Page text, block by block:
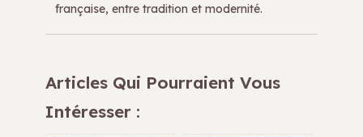
française, entre tradition et modernité.
Articles Qui Pourraient Vous
Intéresser :